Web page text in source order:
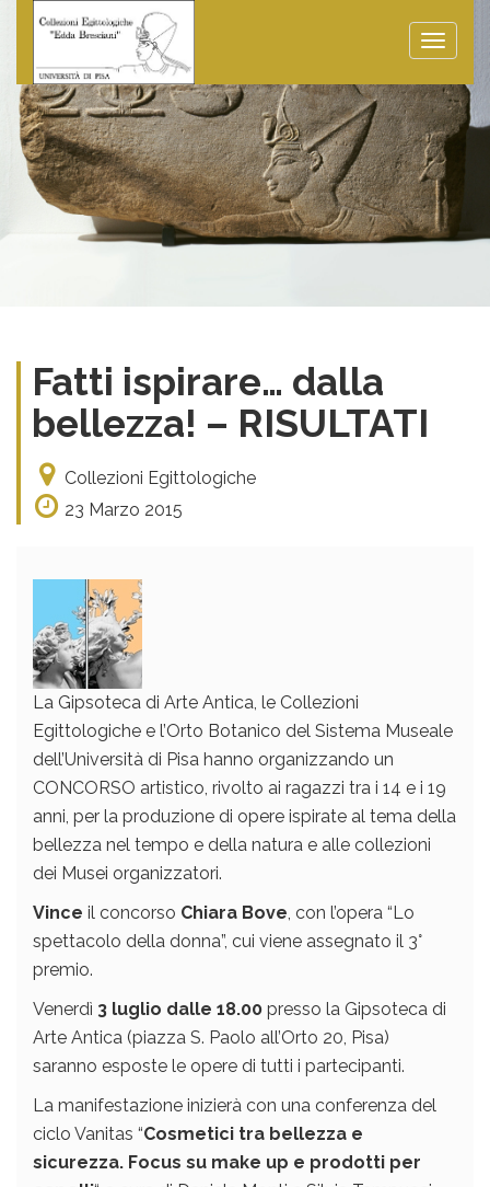
Toggle
Fatti ispirare… dalla
bellezza! – RISULTATI
Collezioni Egittologiche
23 Marzo 2015
La Gipsoteca di Arte Antica, le Collezioni
Egittologiche e l’Orto Botanico del Sistema Museale
dell’Università di Pisa hanno organizzando un
CONCORSO artistico, rivolto ai ragazzi tra i 14 e i 19
anni, per la produzione di opere ispirate al tema della
bellezza nel tempo e della natura e alle collezioni
dei Musei organizzatori.
Vince il concorso Chiara Bove, con l’opera “Lo
spettacolo della donna”, cui viene assegnato il 3°
premio.
Venerdì 3 luglio dalle 18.00 presso la Gipsoteca di
Arte Antica (piazza S. Paolo all’Orto 20, Pisa)
saranno esposte le opere di tutti i partecipanti.
La manifestazione inizierà con una conferenza del
ciclo Vanitas “Cosmetici tra bellezza e
sicurezza. Focus su make up e prodotti per